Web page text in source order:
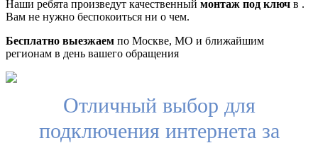
Наши ребята произведут качественный монтаж под ключ в .
Вам не нужно беспокоиться ни о чем.
Бесплатно выезжаем по Москве, МО и ближайшим
регионам в день вашего обращения
Отличный выбор для
подключения интернета за